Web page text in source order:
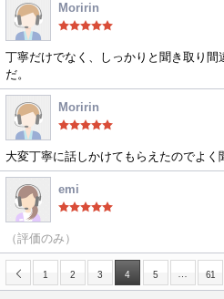
Moririn
丁寧だけでなく、しっかりと聞き取り間
だ。
Moririn
大変丁寧に話しかけてもらえたのでよく
emi
（評価のみ）
1 2 3 4 5 61